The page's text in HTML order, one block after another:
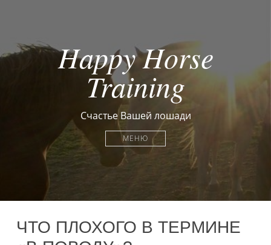
Happy Horse
Training
Счастье Вашей лошади
МЕНЮ
ЧТО ПЛОХОГО В ТЕРМИНЕ